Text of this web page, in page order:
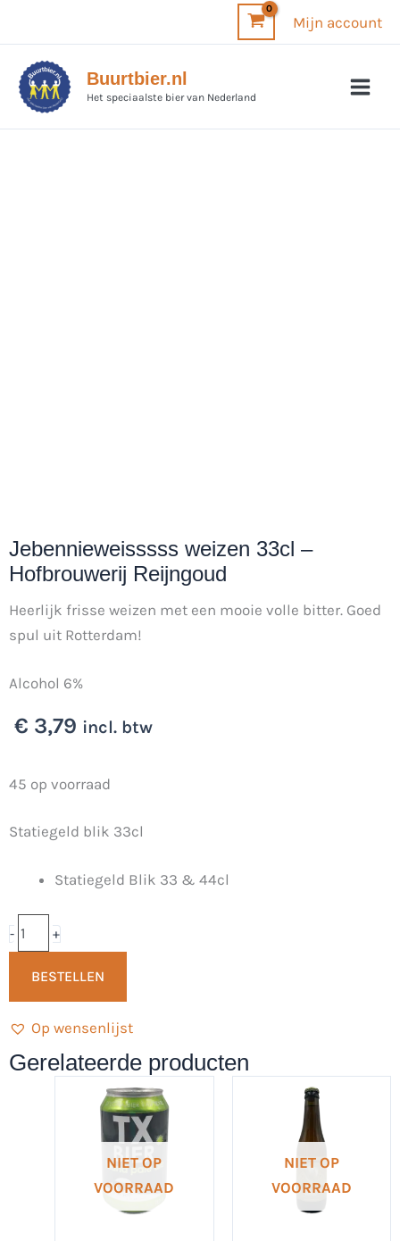
inhoud
Mijn account
Buurtbier.nl
Het speciaalste bier van Nederland
Jebennieweisssss weizen 33cl –
Hofbrouwerij Reijngoud
Heerlijk frisse weizen met een mooie volle bitter. Goed
spul uit Rotterdam!
Alcohol 6%
€ 3,79 incl. btw
45 op voorraad
Statiegeld blik 33cl
Statiegeld Blik 33 & 44cl
-
Jebennieweisssss
33cl
Hofbrouwerij
aantal
+
BESTELLEN
Op wensenlijst
Gerelateerde producten
NIET OP
VOORRAAD
NIET OP
VOORRAAD